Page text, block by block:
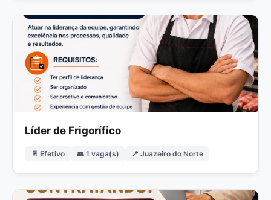
Líder de Frigorífico
📄 Efetivo 👥 1 vaga(s) 📍 Juazeiro do Norte